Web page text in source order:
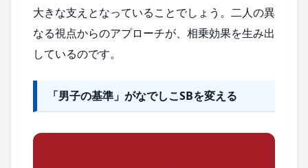
大きな支えとなっていることでしょう。二人の異
なる視点からのアプローチが、相乗効果を生み出
しているのです。
「男子の基準」がなでしこSBを変える